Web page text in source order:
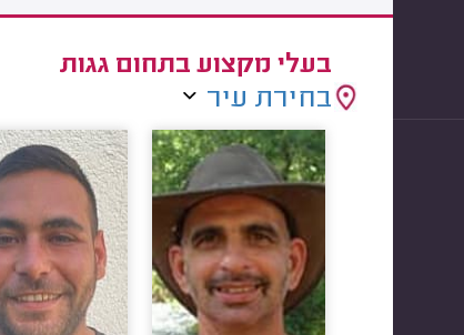
בעלי מקצוע בתחום גגות
בחירת עיר